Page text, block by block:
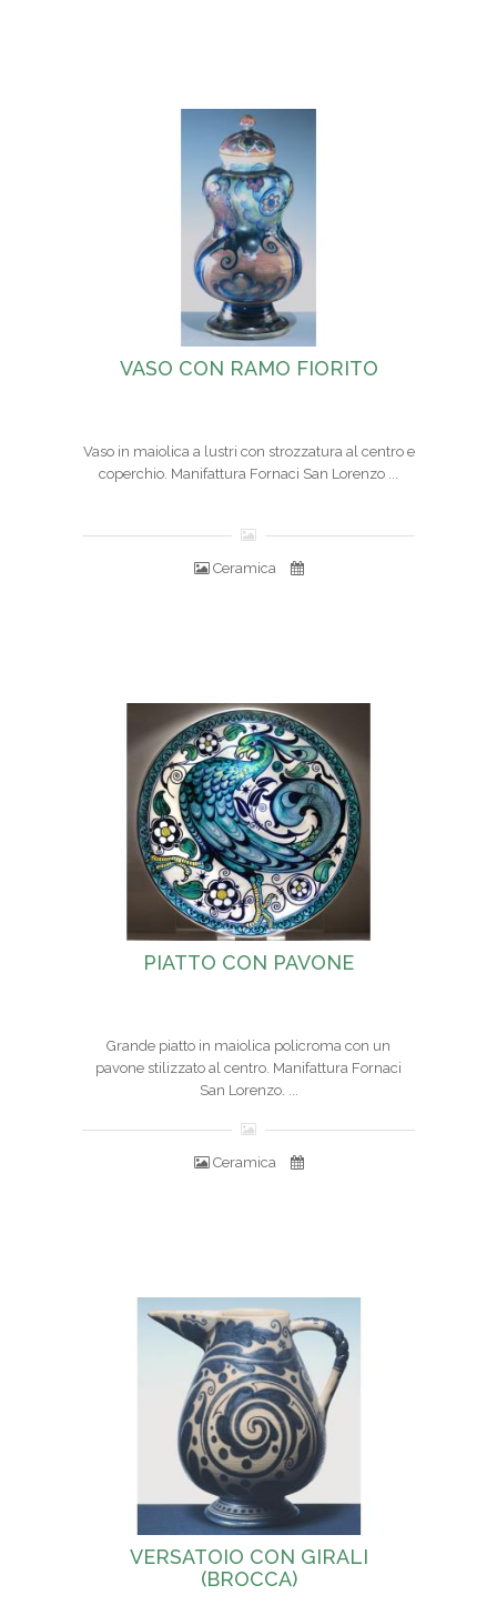
VASO CON RAMO FIORITO
Vaso in maiolica a lustri con strozzatura al centro e
coperchio. Manifattura Fornaci San Lorenzo ...
Ceramica
PIATTO CON PAVONE
Grande piatto in maiolica policroma con un
pavone stilizzato al centro. Manifattura Fornaci
San Lorenzo. ...
Ceramica
VERSATOIO CON GIRALI
(BROCCA)